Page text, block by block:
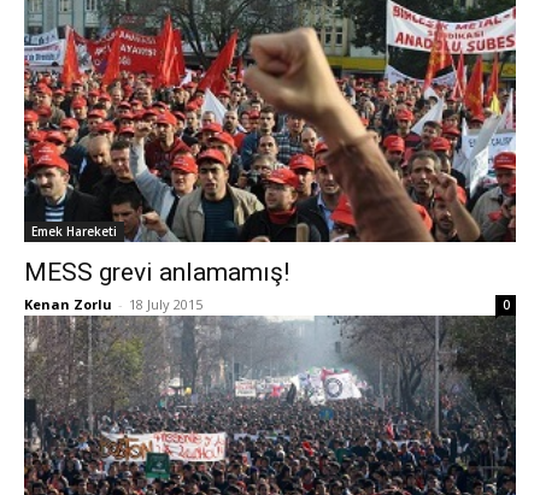
Emek Hareketi
MESS grevi anlamamış!
Kenan Zorlu - 18 July 2015 0